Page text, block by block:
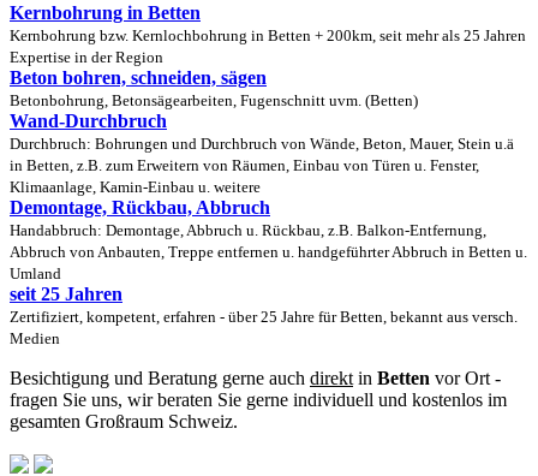
Kernbohrung in Betten
Kernbohrung bzw. Kernlochbohrung in Betten + 200km, seit mehr als 25 Jahren
Expertise in der Region
Beton bohren, schneiden, sägen
Betonbohrung, Betonsägearbeiten, Fugenschnitt uvm. (Betten)
Wand-Durchbruch
Durchbruch: Bohrungen und Durchbruch von Wände, Beton, Mauer, Stein u.ä
in Betten, z.B. zum Erweitern von Räumen, Einbau von Türen u. Fenster,
Klimaanlage, Kamin-Einbau u. weitere
Demontage, Rückbau, Abbruch
Handabbruch: Demontage, Abbruch u. Rückbau, z.B. Balkon-Entfernung,
Abbruch von Anbauten, Treppe entfernen u. handgeführter Abbruch in Betten u.
Umland
seit 25 Jahren
Zertifiziert, kompetent, erfahren - über 25 Jahre für Betten, bekannt aus versch.
Medien
Besichtigung und Beratung gerne auch direkt in Betten vor Ort -
fragen Sie uns, wir beraten Sie gerne individuell und kostenlos im
gesamten Großraum Schweiz.